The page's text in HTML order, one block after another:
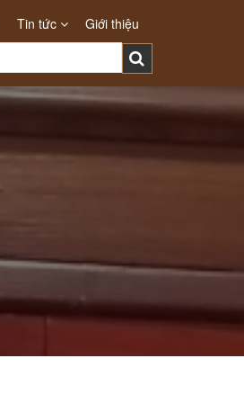
Tin tức Giới thiệu